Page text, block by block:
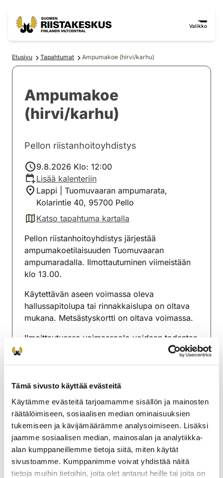
Tämä sivusto käyttää evästeitä
Käytämme evästeitä tarjoamamme sisällön ja mainosten
räätälöimiseen, sosiaalisen median ominaisuuksien
tukemiseen ja kävijämäärämme analysoimiseen. Lisäksi
jaamme sosiaalisen median, mainosalan ja analytiikka-
alan kumppaneillemme tietoja siitä, miten käytät
sivustoamme. Kumppanimme voivat yhdistää näitä
tietoja muihin tietoihin, joita olet antanut heille tai joita on
Valikko
Etusivu Tapahtumat Ampumakoe (hirvi/karhu)
Ampumakoe
(hirvi/karhu)
Pellon riistanhoitoyhdistys
9.8.2026 Klo: 12:00
Lisää kalenteriin
Lappi | Tuomuvaaran ampumarata,
Kolarintie 40, 95700 Pello
Katso tapahtuma kartalla
(avautuu uuteen välilehteen)
Pellon riistanhoitoyhdistys järjestää
ampumakoetilaisuuden Tuomuvaaran
ampumaradalla. Ilmottautuminen viimeistään
klo 13.00.
Käytettävän aseen voimassa oleva
hallussapitolupa tai rinnakkaislupa on oltava
mukana. Metsästyskortti on oltava voimassa.
Ilmoittautuessa voimassaolo voidaan todentaa
metsästäjänumeron, metsästyskortin QR-
Varaudu henkilöllisyytesi tarkastamiseen.
Käteismaksu/Omariista-maksu
Pellon riistanhoitoyhdistys
Lappi
040 357 9131
pello@rhy.riista.fi